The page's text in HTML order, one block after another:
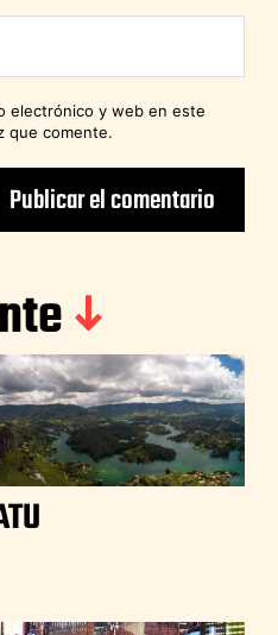
electrónico y web en este
que comente.